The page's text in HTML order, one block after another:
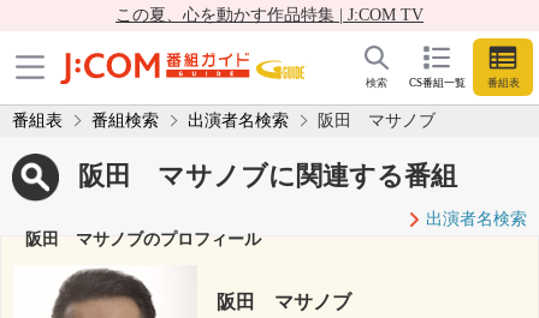
この夏、心を動かす作品特集 | J:COM TV
CS番組一覧 番組表
検索
番組表 番組検索 出演者名検索 阪田 マサノブ
阪田 マサノブに関連する番組
出演者名検索
阪田 マサノブのプロフィール
阪田 マサノブ